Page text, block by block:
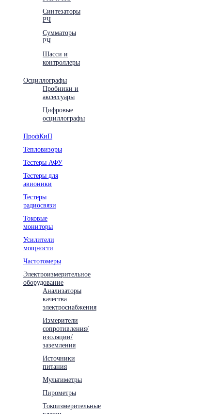
Синтезаторы
РЧ
Сумматоры
РЧ
Шасси и
контроллеры
Осциллографы
Пробники и
аксессуары
Цифровые
осциллографы
ПрофКиП
Тепловизоры
Тестеры АФУ
Тестеры для
авионики
Тестеры
радиосвязи
Токовые
мониторы
Усилители
мощности
Частотомеры
Электроизмерительное
оборудование
Анализаторы
качества
электроснабжения
Измерители
сопротивления/
изоляции/
заземления
Источники
питания
Мультиметры
Пирометры
Токоизмерительные